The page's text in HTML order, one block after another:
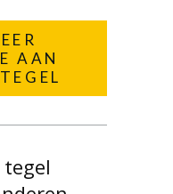
AAN
tegel